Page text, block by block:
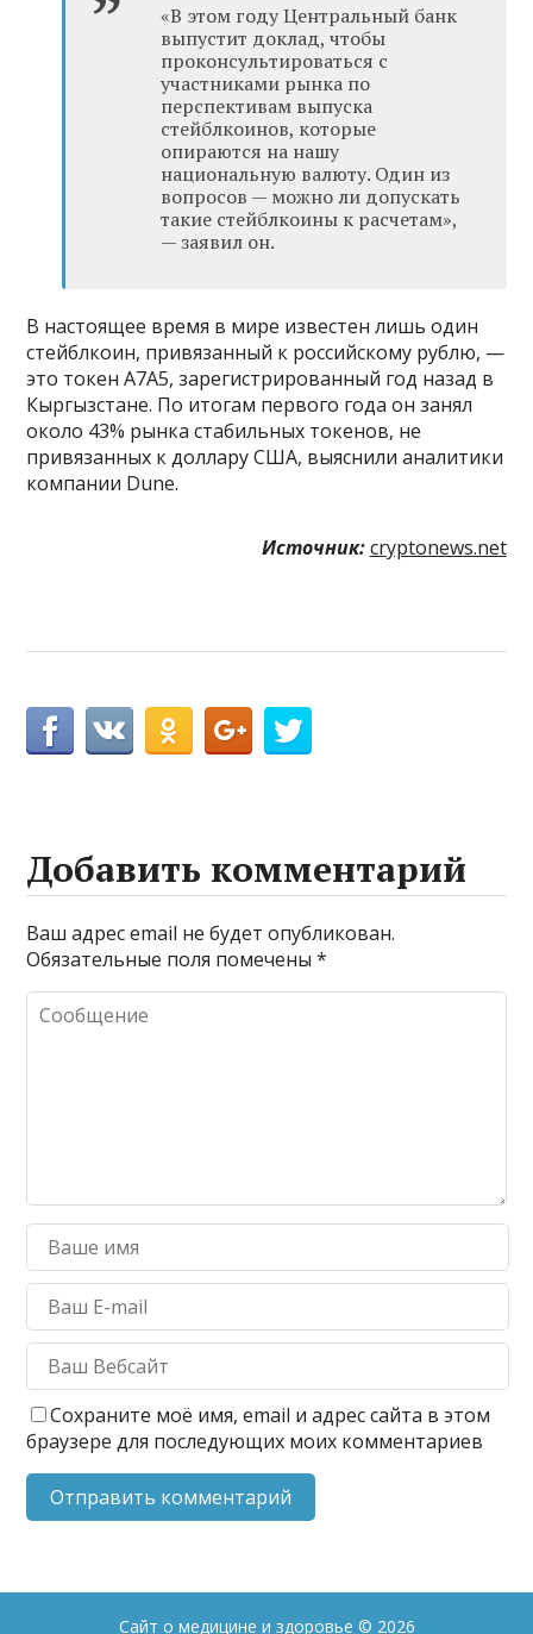
«В этом году Центральный банк
выпустит доклад, чтобы
проконсультироваться с
участниками рынка по
перспективам выпуска
стейблкоинов, которые
опираются на нашу
национальную валюту. Один из
вопросов — можно ли допускать
такие стейблкоины к расчетам»,
— заявил он.
В настоящее время в мире известен лишь один
стейблкоин, привязанный к российскому рублю, —
это токен А7А5, зарегистрированный год назад в
Кыргызстане. По итогам первого года он занял
около 43% рынка стабильных токенов, не
привязанных к доллару США, выяснили аналитики
компании Dune.
Источник: cryptonews.net
Добавить комментарий
Ваш адрес email не будет опубликован.
Обязательные поля помечены*
Сохраните моё имя, email и адрес сайта в этом
браузере для последующих моих комментариев
Сайт о медицине и здоровье © 2026